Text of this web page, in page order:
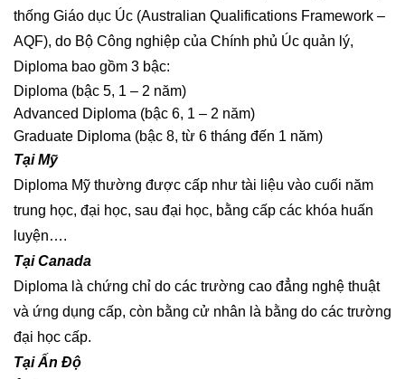
thống Giáo dục Úc (Australian Qualifications Framework –
AQF), do Bộ Công nghiệp của Chính phủ Úc quản lý,
Diploma bao gồm 3 bậc:
Diploma (bậc 5, 1 – 2 năm)
Advanced Diploma (bậc 6, 1 – 2 năm)
Graduate Diploma (bậc 8, từ 6 tháng đến 1 năm)
Tại Mỹ
Diploma Mỹ thường được cấp như tài liệu vào cuối năm
trung học, đại học, sau đại học, bằng cấp các khóa huấn
luyện….
Tại Canada
Diploma là chứng chỉ do các trường cao đẳng nghệ thuật
và ứng dụng cấp, còn bằng cử nhân là bằng do các trường
đại học cấp.
Tại Ấn Độ